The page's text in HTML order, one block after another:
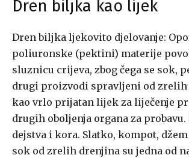
Dren biljka kao lijek
Dren biljka ljekovito djelovanje:
poliuronske (pektini) materije
sluznicu crijeva, zbog čega se sok,
drugi proizvodi spravljeni od zrelih
kao vrlo prijatan lijek za liječenje
drugih oboljenja organa za probavu.
dejstva i kora. Slatko, kompot,
sok od zrelih drenjina su jedna od